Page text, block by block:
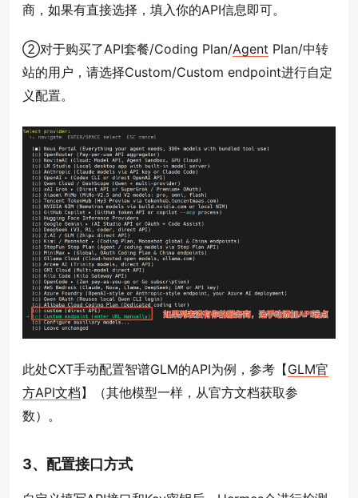
商，如果有直接选择，填入你的API信息即可。
②对于购买了API套餐/Coding Plan/Agent Plan/中转
站的用户，请选择Custom/Custom endpoint进行自定
义配置。
此处CXT手动配置智谱GLM的API为例，参考【GLM官
方API文档】（其他模型一样，从官方文档获取参
数）。
3、配置接口方式